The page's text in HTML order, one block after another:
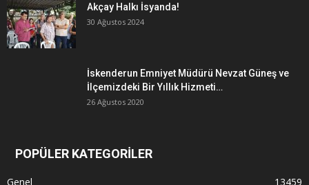
Akçay Halkı İsyanda!
30 Ağustos 2024
İskenderun Emniyet Müdürü Nevzat Güneş ve
İlçemizdeki Bir Yıllık Hizmeti…
26 Ağustos 2020
POPÜLER KATEGORİLER
Genel
13459